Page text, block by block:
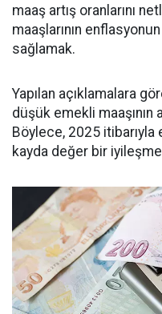
maaş artış oranlarını
maaşlarının
sağlamak.
Yapılan açıklamalara
düşük emekli maaşının
Böylece, 2025
kayda değer bir